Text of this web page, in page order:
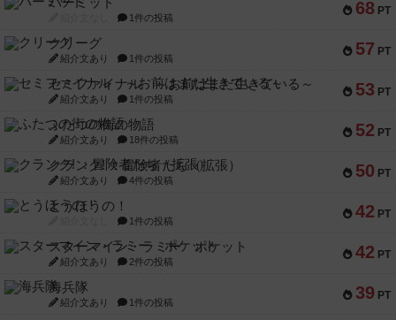
68 PT
1件の投稿
57 PT
クリーグ
紹介文あり 1件の投稿
53 PT
セミファイナル ～お前はまだ生きている～
紹介文あり 1件の投稿
52 PT
ふたつの街の物語
紹介文あり 18件の投稿
50 PT
クランク! ：冒険者たち（拡張）
紹介文あり 4件の投稿
42 PT
とうほうの！
1件の投稿
42 PT
スターマイン・ラミー ポケット
紹介文あり 2件の投稿
39 PT
海兵隊
紹介文あり 1件の投稿